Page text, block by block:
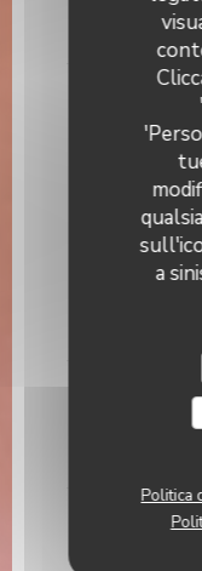
a
Politica
Selon
Pavé
Snack
retour ;
Sauce